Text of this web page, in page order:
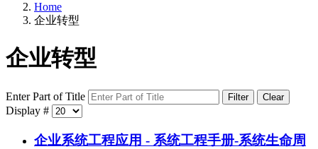
Home
企业转型
企业转型
Enter Part of Title Filter Clear
Display #
企业系统工程应用 - 系统工程手册-系统生命周